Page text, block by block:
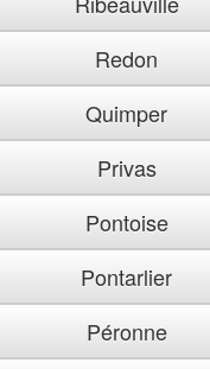
Redon
Quimper
Privas
Pontoise
Pontarlier
Péronne